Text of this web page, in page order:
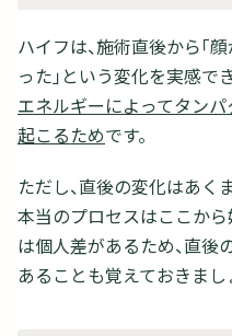
ハイフは、施術直後から「
った」という変化を実感で
エネルギーによってタンパ
起こるためです。
ただし、直後の変化はあく
本当のプロセスはここから
は個人差があるため、直
あることも覚えておきまし